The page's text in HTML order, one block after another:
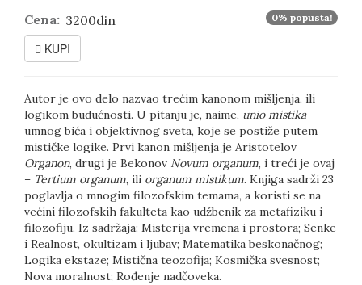
Cena: 3200din 0% popusta!
KUPI
Autor je ovo delo nazvao trećim kanonom mišljenja, ili
logikom budućnosti. U pitanju je, naime, unio mistika
umnog bića i objektivnog sveta, koje se postiže putem
mističke logike. Prvi kanon mišljenja je Aristotelov
Organon, drugi je Bekonov Novum organum, i treći je ovaj
– Tertium organum, ili organum mistikum. Knjiga sadrži 23
poglavlja o mnogim filozofskim temama, a koristi se na
većini filozofskih fakulteta kao udžbenik za metafiziku i
filozofiju. Iz sadržaja: Misterija vremena i prostora; Senke
i Realnost, okultizam i ljubav; Matematika beskonačnog;
Logika ekstaze; Mistična teozofija; Kosmička svesnost;
Nova moralnost; Rođenje nadčoveka.